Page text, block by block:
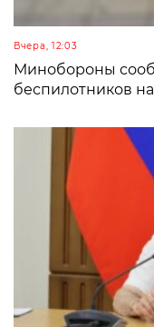
Вчера, 12:03
Минобороны
беспилотников